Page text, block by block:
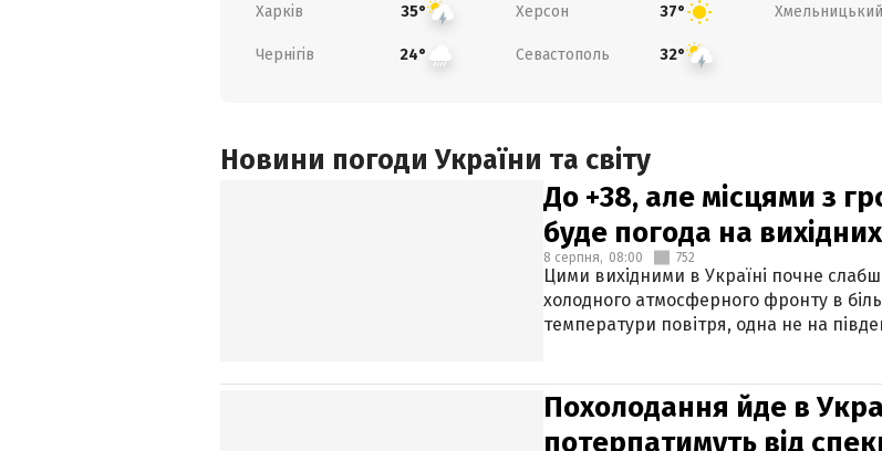
Харків 35° Херсон 37° Хмельницький
Чернігів 24° Севастополь 32°
Новини погоди України та світу
До +38, але місцями з
буде погода на вихідних
8 серпня, 08:00 752
Цими вихідними в Україні почне
холодного атмосферного фронту в
температури повітря, одна не на
Похолодання йде в
потерпатимуть від